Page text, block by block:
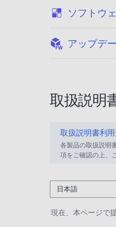
ソフトウ
アップデ
取扱説明
取扱説明書利
各製品の取扱説明
項をご確認の上、
日本語
現在、本ページで